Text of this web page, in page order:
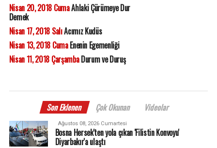
Nisan 20, 2018 CumaAhlaki Çürümeye Dur
Demek
Nisan 17, 2018 SalıAcımız Kudüs
Nisan 13, 2018 CumaEnenin Egemenliği
Nisan 11, 2018 ÇarşambaDurum ve Duruş
Son Eklenen Çok Okunan Videolar
Ağustos 08, 2026 Cumartesi
Bosna Hersek'ten yola çıkan 'Filistin Konvoyu'
Diyarbakır'a ulaştı